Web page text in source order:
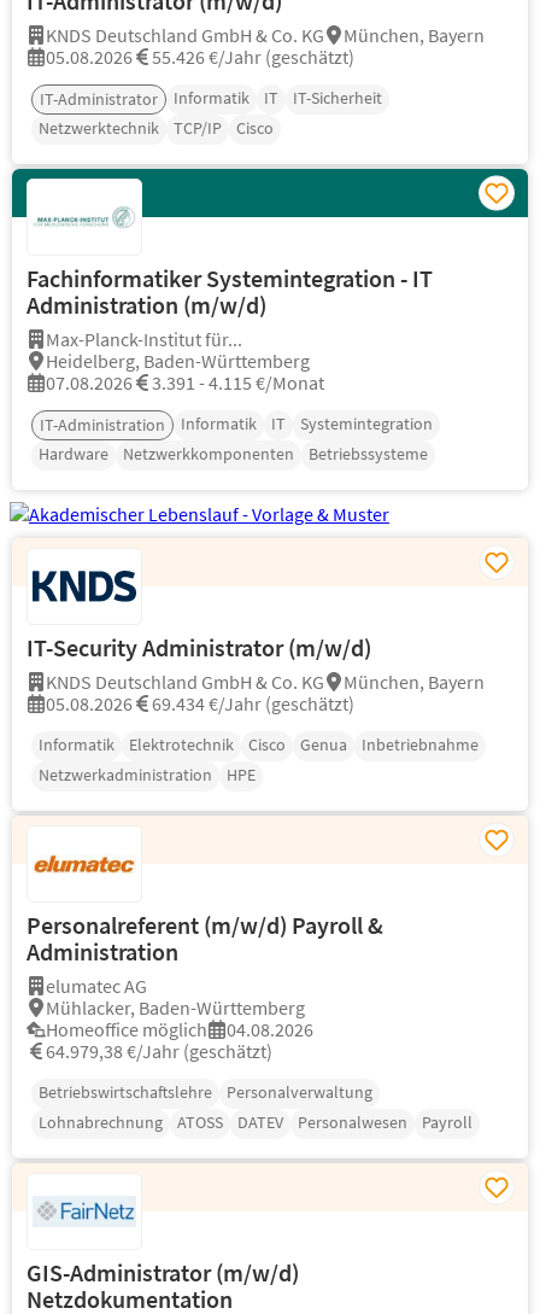
KNDS Deutschland GmbH & Co. KG
München, Bayern
05.08.2026
55.426 €/Jahr (geschätzt)
IT-Administrator Informatik IT
IT-Sicherheit
Netzwerktechnik
TCP/IP Cisco
Fachinformatiker Systemintegration - IT
Administration (m/w/d)
Max-Planck-Institut für...
Heidelberg, Baden-Württemberg
07.08.2026
3.391 - 4.115 €/Monat
IT-Administration Informatik IT
Systemintegration
Hardware
Netzwerkkomponenten Betriebssysteme
IT-Security Administrator (m/w/d)
KNDS Deutschland GmbH & Co. KG
München, Bayern
05.08.2026
69.434 €/Jahr (geschätzt)
Informatik Elektrotechnik Cisco Genua
Inbetriebnahme
Netzwerkadministration
HPE
Personalreferent (m/w/d) Payroll &
Administration
elumatec AG
Mühlacker, Baden-Württemberg
Homeoffice möglich
04.08.2026
64.979,38 €/Jahr (geschätzt)
Betriebswirtschaftslehre
Personalverwaltung
Lohnabrechnung
ATOSS DATEV Personalwesen Payroll
GIS-Administrator (m/w/d)
Netzdokumentation